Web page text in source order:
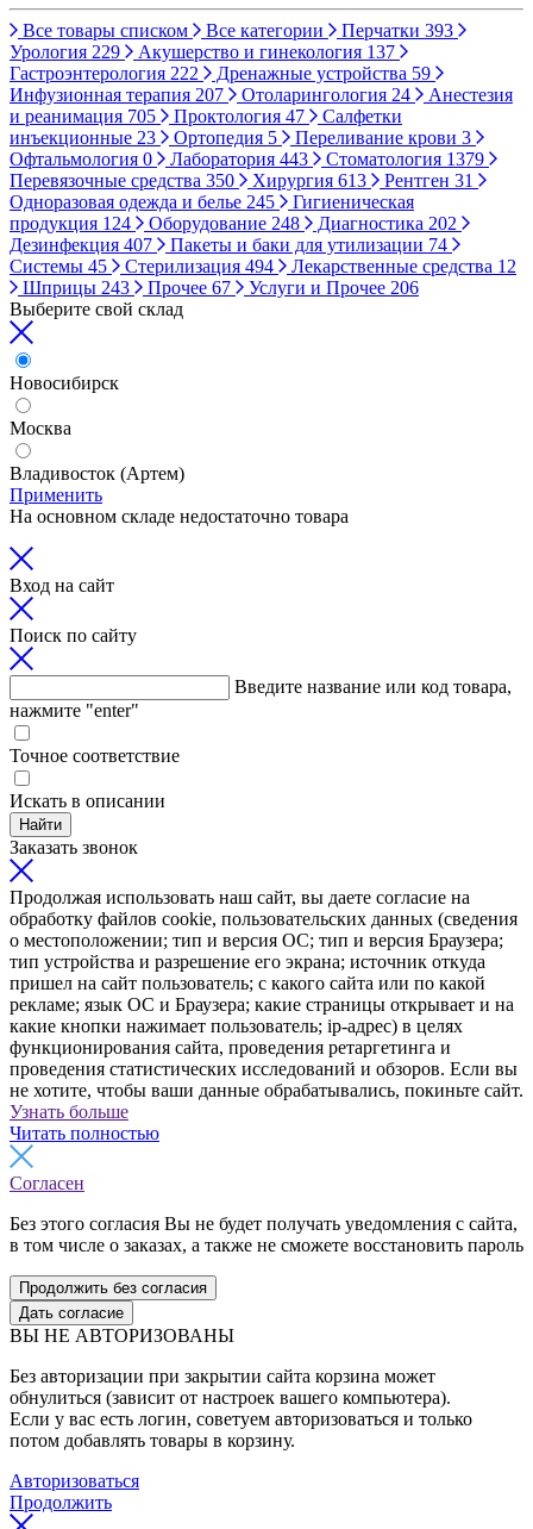
Все товары списком Все категории Перчатки 393
Урология 229 Акушерство и гинекология 137
Гастроэнтерология 222 Дренажные устройства 59
Инфузионная терапия 207 Отоларингология 24
Анестезия
и реанимация 705 Проктология 47
Салфетки
инъекционные 23 Ортопедия 5 Переливание крови 3
Офтальмология 0 Лаборатория 443 Стоматология 1379
Перевязочные средства 350 Хирургия 613 Рентген 31
Одноразовая одежда и белье 245
Гигиеническая
продукция 124 Оборудование 248 Диагностика 202
Дезинфекция 407 Пакеты и баки для утилизации 74
Системы 45 Стерилизация 494 Лекарственные средства 12
Шприцы 243 Прочее 67 Услуги и Прочее 206
Выберите свой склад
Новосибирск
Москва
Владивосток (Артем)
Применить
На основном складе недостаточно товара
Вход на сайт
Поиск по сайту
Введите название или код товара,
нажмите "enter"
Точное соответствие
Искать в описании
Найти
Заказать звонок
Продолжая использовать наш сайт, вы даете согласие на
обработку файлов cookie, пользовательских данных (сведения
о местоположении; тип и версия ОС; тип и версия Браузера;
тип устройства и разрешение его экрана; источник откуда
пришел на сайт пользователь; с какого сайта или по какой
рекламе; язык ОС и Браузера; какие страницы открывает и на
какие кнопки нажимает пользователь; ip-адрес) в целях
функционирования сайта, проведения ретаргетинга и
проведения статистических исследований и обзоров. Если вы
не хотите, чтобы ваши данные обрабатывались, покиньте сайт.
Узнать больше
Читать полностью
Согласен
Без этого согласия Вы не будет получать уведомления с сайта,
в том числе о заказах, а также не сможете восстановить пароль
Продолжить без согласия
Дать согласие
ВЫ НЕ АВТОРИЗОВАНЫ
Без авторизации при закрытии сайта корзина может
обнулиться (зависит от настроек вашего компьютера).
Если у вас есть логин, советуем авторизоваться и только
потом добавлять товары в корзину.
Авторизоваться
Продолжить